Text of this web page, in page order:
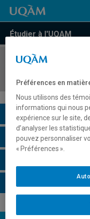
Étudier à l'UQAM
COURS//
Description du cours
Horaire - Été 2026
Préférences en
Nous utilisons des
informations qui nous
expérience sur le site,
d’analyser les
pouvez personnaliser
« Préférences ».